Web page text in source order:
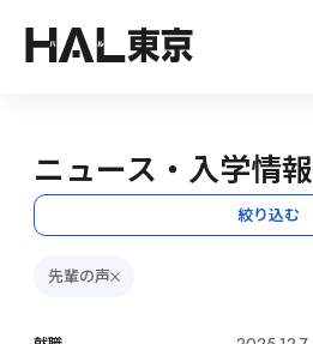
LANGUAGE
한국어 Tiếng Việt
ニュース・入学情報
絞り込む
先輩の声